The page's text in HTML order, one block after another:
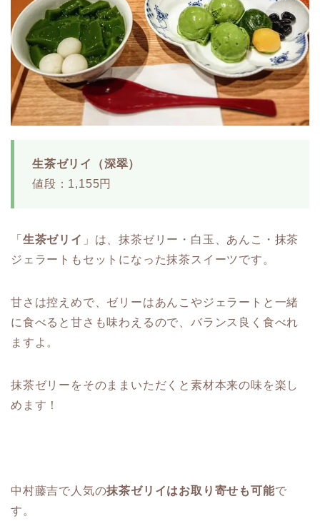
生茶ゼリイ（深翠）
値段：1,155円
「 生茶ゼリイ 」は、抹茶ゼリー・白玉、あんこ・抹茶
ジェラートもセットになった抹茶スイーツです。
甘さは控えめで、ゼリーはあんこやジェラートと一緒
に食べると甘さも味わえるので、バランス良く食べれ
ますよ。
抹茶ゼリーをそのままいただくと素材本来の味を楽し
めます！
中村藤吉で人気の抹茶ゼリイはお取り寄せも可能で
す。